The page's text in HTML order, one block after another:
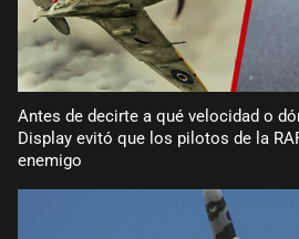
Antes de decirte a qué velocidad o
Display evitó que los pilotos de la
enemigo